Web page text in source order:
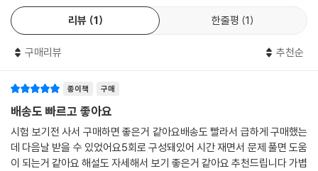
리뷰 1 한줄평 1
구매리뷰 추천순
종이책 구매
배송도 빠르고 좋아요
시험 보기전 사서 구매하면 좋은거 같아요배송도 빨라서 급하게 구매했는
데 다음날 받을 수 있었어요5회로 구성돼있어 시간 재면서 문제 풀면 도움
이 되는거 같아요 해설도 자세해서 보기 좋은거 같아요 추천드립니다 가볍